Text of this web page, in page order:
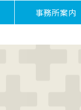
事務所案内